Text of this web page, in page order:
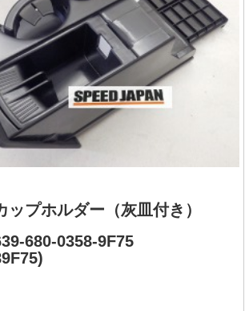
ップホルダー（灰皿付き）
680-0358-9F75